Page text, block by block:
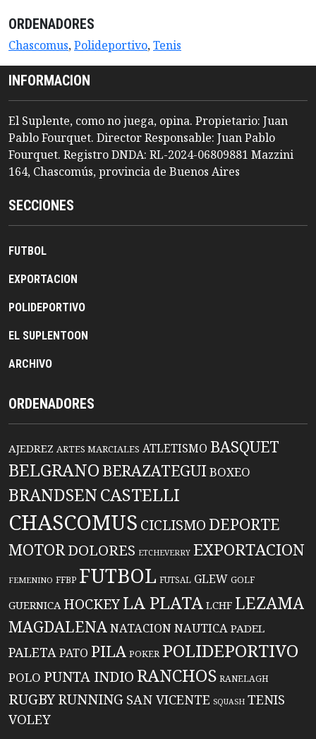
ORDENADORES
Chascomus,Polideportivo,Tenis
INFORMACION
El Suplente, como no juega, opina. Propietario: Juan
Pablo Fourquet. Director Responsable: Juan Pablo
Fourquet. Registro DNDA: RL-2024-06809881 Mazzini
164, Chascomús, provincia de Buenos Aires
SECCIONES
FUTBOL
EXPORTACION
POLIDEPORTIVO
EL SUPLENTOON
ARCHIVO
ORDENADORES
AJEDREZ ARTES MARCIALES ATLETISMO BASQUET
BELGRANO BERAZATEGUIBOXEO
BRANDSENCASTELLI
CHASCOMUS CICLISMO DEPORTE
MOTORDOLORES ETCHEVERRY EXPORTACION
FEMENINO FFBP FUTBOL FUTSAL GLEW GOLF
GUERNICA HOCKEYLA PLATA LCHF LEZAMA
MAGDALENANATACIONNAUTICA PADEL
PALETAPATO PILA POKER POLIDEPORTIVO
POLO PUNTA INDIO RANCHOS RANELAGH
RUGBYRUNNING SAN VICENTE SQUASH TENIS
VOLEY